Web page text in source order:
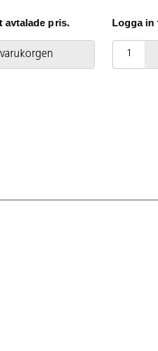
avtalade pris. Logga in